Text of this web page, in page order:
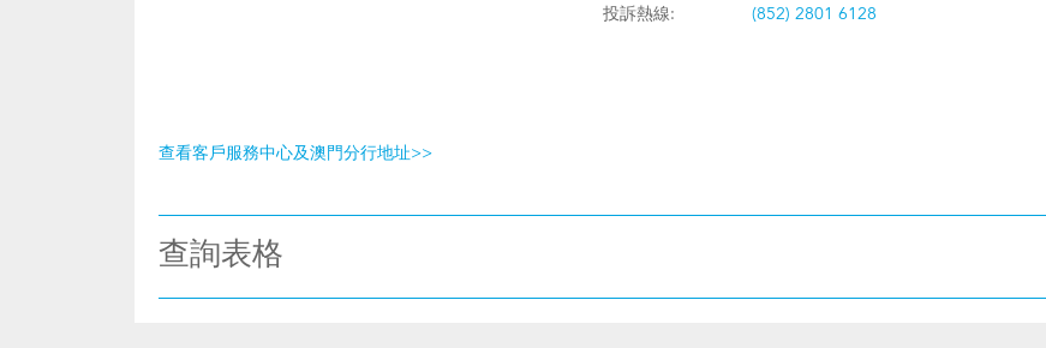
投訴熱線:
(852) 2801 6128
查看客戶服務中心及澳門分行地址>>
查詢表格